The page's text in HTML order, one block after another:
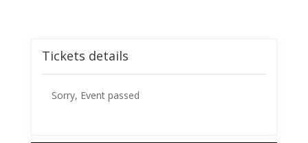
Tickets details
Sorry, Event passed